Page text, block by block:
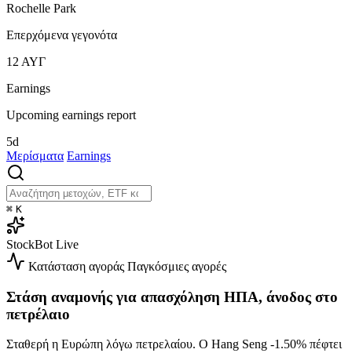
Rochelle Park
Επερχόμενα γεγονότα
12 ΑΥΓ
Earnings
Upcoming earnings report
5d
Μερίσματα Earnings
⌘ K
StockBot Live
Κατάσταση αγοράς Παγκόσμιες αγορές
Στάση αναμονής για απασχόληση ΗΠΑ, άνοδος στο
πετρέλαιο
Σταθερή η Ευρώπη λόγω πετρελαίου. Ο Hang Seng -1.50% πέφτει